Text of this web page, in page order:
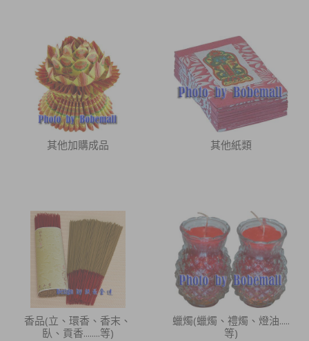
其他加購成品 其他紙類
香品(立、環香、香末、
臥、貢香........等)
蠟燭(蠟燭、禮燭、燈油.....
等)